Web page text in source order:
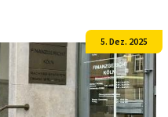
5. Dez. 2025